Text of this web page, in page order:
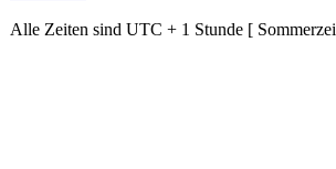
Alle Zeiten sind UTC + 1 Stunde [